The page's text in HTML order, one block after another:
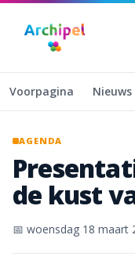
Naar hoofdinhoud
Voorpagina Nieuws
AGENDA
de kust
📅 woensdag 18 maart